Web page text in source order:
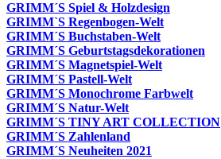
GRIMM´S Spiel & Holzdesign
GRIMM`S Regenbogen-Welt
GRIMM´S Buchstaben-Welt
GRIMM´S Geburtstagsdekorationen
GRIMM´S Magnetspiel-Welt
GRIMM´S Pastell-Welt
GRIMM´S Monochrome Farbwelt
GRIMM´S Natur-Welt
GRIMM´S TINY ART COLLECTION
GRIMM´S Zahlenland
GRIMM´S Neuheiten 2021